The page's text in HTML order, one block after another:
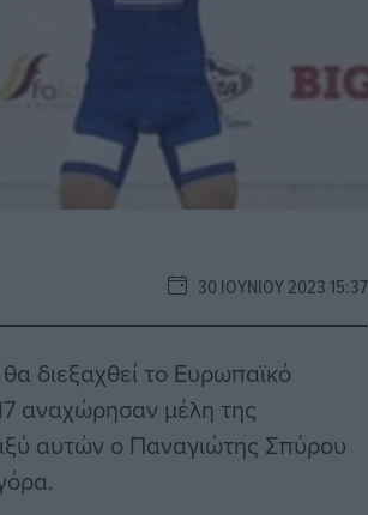
30 ΙΟΥΝΊΟΥ 2023 15:37
διεξαχθεί το Ευρωπαϊκό
αναχώρησαν μέλη της
αυτών ο Παναγιώτης Σπύρου